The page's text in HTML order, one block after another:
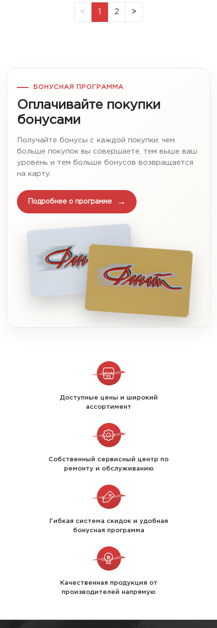
< 2 >
БОНУСНАЯ ПРОГРАММА
Оплачивайте покупки
бонусами
Получайте бонусы с каждой покупки: чем
больше покупок вы совершаете, тем выше ваш
уровень и тем больше бонусов возвращается
на карту.
Подробнее о программе
Доступные цены и широкий
ассортимент
Собственный сервисный центр по
ремонту и обслуживанию
Гибкая система скидок и удобная
бонусная программа
Качественная продукция от
производителей напрямую